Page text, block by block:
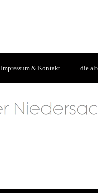
Impressum & Kontakt die